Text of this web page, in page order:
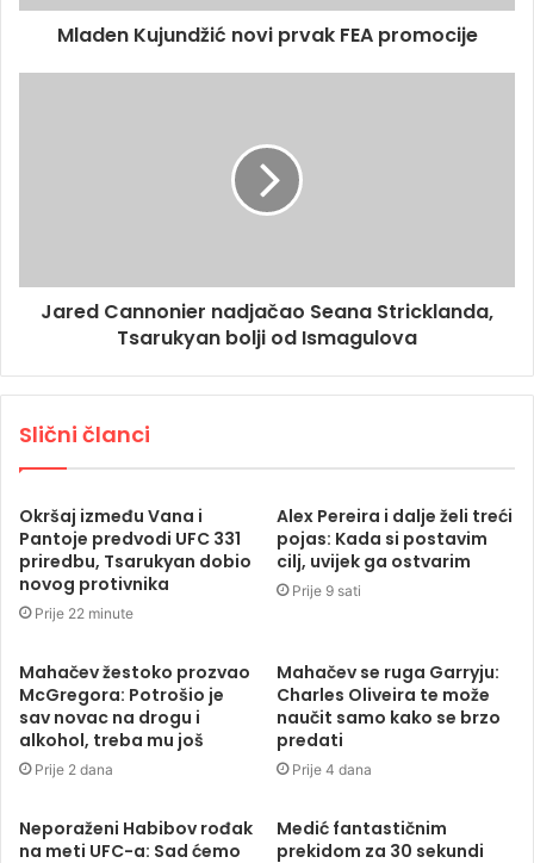
Mladen Kujundžić novi prvak FEA promocije
Jared Cannonier nadjačao Seana Stricklanda,
Tsarukyan bolji od Ismagulova
Slični članci
Okršaj između Vana i
Pantoje predvodi UFC 331
priredbu, Tsarukyan dobio
novog protivnika
Prije 22 minute
Alex Pereira i dalje želi treći
pojas: Kada si postavim
cilj, uvijek ga ostvarim
Prije 9 sati
Mahačev žestoko prozvao
McGregora: Potrošio je
sav novac na drogu i
alkohol, treba mu još
Prije 2 dana
Mahačev se ruga Garryju:
Charles Oliveira te može
naučit samo kako se brzo
predati
Prije 4 dana
Neporaženi Habibov rođak
na meti UFC-a: Sad ćemo
Medić fantastičnim
prekidom za 30 sekundi